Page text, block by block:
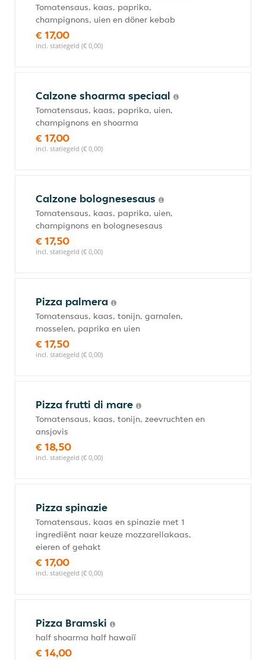
Tomatensaus, kaas, paprika,
champignons, uien en döner kebab
€ 17,00
incl. statiegeld (€ 0,00)
Calzone shoarma speciaal
Tomatensaus, kaas, paprika, uien,
champignons en shoarma
€ 17,00
incl. statiegeld (€ 0,00)
Calzone bolognesesaus
Tomatensaus, kaas, paprika, uien,
champignons en bolognesesaus
€ 17,50
incl. statiegeld (€ 0,00)
Pizza palmera
Tomatensaus, kaas, tonijn, garnalen,
mosselen, paprika en uien
€ 17,50
incl. statiegeld (€ 0,00)
Pizza frutti di mare
Tomatensaus, kaas, tonijn, zeevruchten en
ansjovis
€ 18,50
incl. statiegeld (€ 0,00)
Pizza spinazie
Tomatensaus, kaas en spinazie met 1
ingrediënt naar keuze mozzarellakaas,
eieren of gehakt
€ 17,00
incl. statiegeld (€ 0,00)
Pizza Bramski
half shoarma half hawaiï
€ 14,00